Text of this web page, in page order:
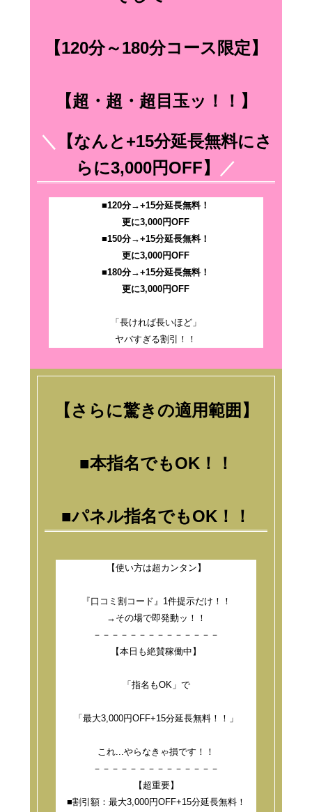
【120分～180分コース限定】
【超・超・超目玉ッ！！】
＼
【なんと+15分延長無料にさ
らに3,000円OFF】
／
■120分→+15分延長無料！
更に3,000円OFF
■150分→+15分延長無料！
更に3,000円OFF
■180分→+15分延長無料！
更に3,000円OFF
「長ければ長いほど」
ヤバすぎる割引！！
【さらに驚きの適用範囲】
■本指名でもOK！！
■パネル指名でもOK！！
【使い方は超カンタン】
『口コミ割コード』1件提示だけ！！
→その場で即発動ッ！！
－－－－－－－－－－－－－－
【本日も絶賛稼働中】
「指名もOK」で
「最大3,000円OFF+15分延長無料！！」
これ...やらなきゃ損です！！
－－－－－－－－－－－－－－
【超重要】
■割引額：最大3,000円OFF+15分延長無料！